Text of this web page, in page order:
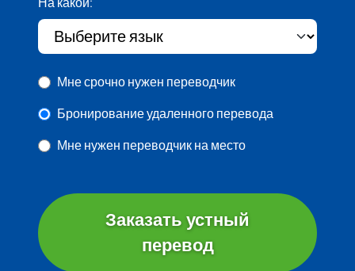
Мне срочно нужен переводчик
Бронирование удаленного перевода
Мне нужен переводчик на место
Заказать устный
перевод